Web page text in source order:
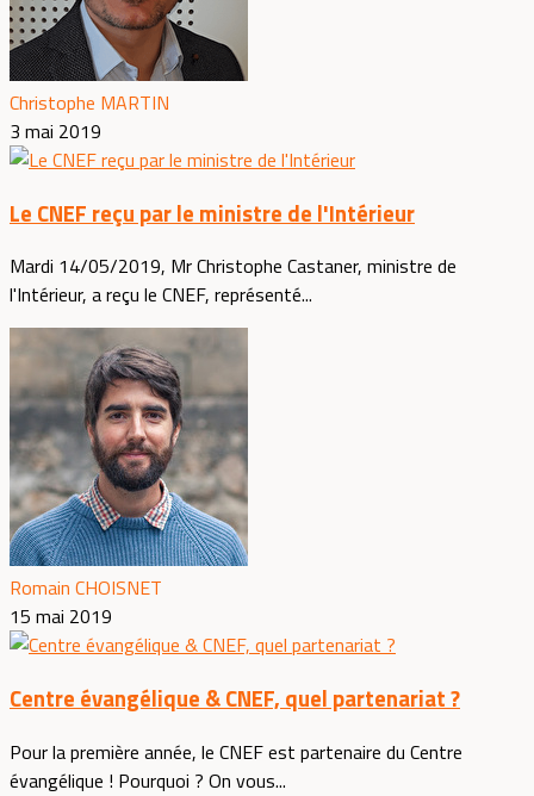
Christophe MARTIN
3 mai 2019
Le CNEF reçu par le ministre de l'Intérieur
Mardi 14/05/2019, Mr Christophe Castaner, ministre de
l'Intérieur, a reçu le CNEF, représenté...
Romain CHOISNET
15 mai 2019
Centre évangélique & CNEF, quel partenariat ?
Pour la première année, le CNEF est partenaire du Centre
évangélique ! Pourquoi ? On vous...